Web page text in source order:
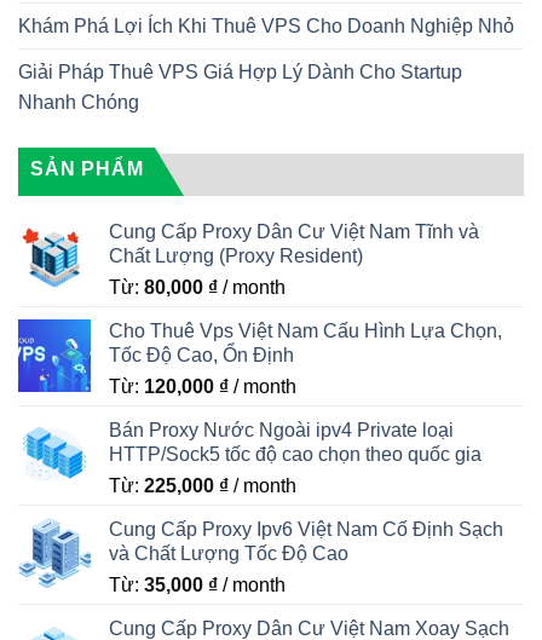
Khám Phá Lợi Ích Khi Thuê VPS Cho Doanh Nghiệp Nhỏ
Giải Pháp Thuê VPS Giá Hợp Lý Dành Cho Startup
Nhanh Chóng
SẢN PHẨM
Cung Cấp Proxy Dân Cư Việt Nam Tĩnh và
Chất Lượng (Proxy Resident)
Từ: 80,000 ₫ / month
Cho Thuê Vps Việt Nam Cấu Hình Lựa Chọn,
Tốc Độ Cao, Ổn Định
Từ: 120,000 ₫ / month
Bán Proxy Nước Ngoài ipv4 Private loại
HTTP/Sock5 tốc độ cao chọn theo quốc gia
Từ: 225,000 ₫ / month
Cung Cấp Proxy Ipv6 Việt Nam Cố Định Sạch
và Chất Lượng Tốc Độ Cao
Từ: 35,000 ₫ / month
Cung Cấp Proxy Dân Cư Việt Nam Xoay Sạch